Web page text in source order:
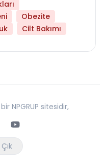
Obezite
Cilt Bakımı
NPGRUP sitesidir,
Youtube